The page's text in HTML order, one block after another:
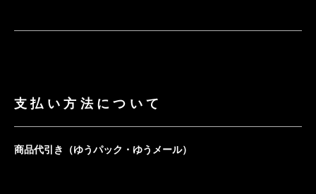
支払い方法について
商品代引き（ゆうパック・ゆうメール）